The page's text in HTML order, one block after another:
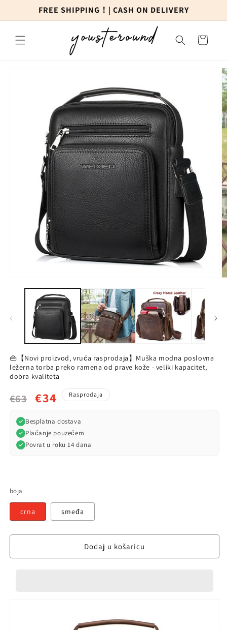
sadržaj
FREE SHIPPING！| CASH ON DELIVERY
Košarica
👜【Novi proizvod, vruća rasprodaja】Muška modna poslovna
ležerna torba preko ramena od prave kože - veliki kapacitet,
dobra kvaliteta
Redovna
cijena
€63
Prodajna
cijena
€34 Rasprodaja
Besplatna dostava
Plaćanje pouzećem
Povrat u roku 14 dana
boja
crna smeđa
Dodaj u košaricu